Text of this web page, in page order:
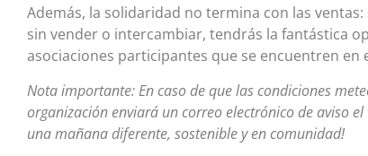
Además, la solidaridad no termina con las
sin vender o intercambiar, tendrás la fantástica
asociaciones participantes que se encuentren en
Nota importante: En caso de que las condiciones
organización enviará un correo electrónico de aviso
una mañana diferente, sostenible y en comunidad!